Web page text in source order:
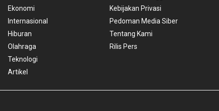
Ekonomi
Internasional
Hiburan
Olahraga
Teknologi
Artikel
Kebijakan Privasi
Pedoman Media Siber
Tentang Kami
Rilis Pers